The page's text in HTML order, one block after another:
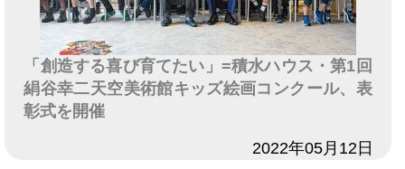
「創造する喜び育てたい」=積水ハウス・第1回
絹谷幸二天空美術館キッズ絵画コンクール、表
彰式を開催
2022年05月12日